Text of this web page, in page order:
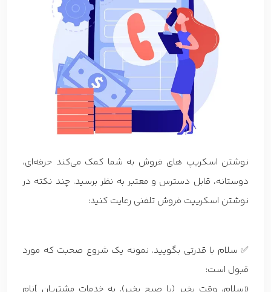
نوشتن اسکریپ های فروش به شما کمک می‌کند حرفه‌ای،
دوستانه، قابل دسترس و معتبر به نظر برسید. چند نکته در
نوشتن اسکریپت فروش تلفنی رعایت کنید:
✅ سلام با قدرتی بگویید. نمونه یک شروع صحبت که مورد
قبول است:
«سلام، وقت بخیر (یا صبح بخیر). به خدمات مشتریان ]نام